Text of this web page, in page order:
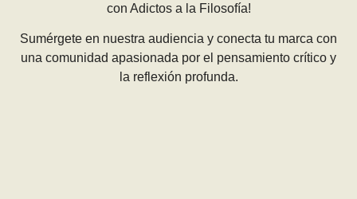
con Adictos a la Filosofía!
Sumérgete en nuestra audiencia y conecta tu marca con
una comunidad apasionada por el pensamiento crítico y
la reflexión profunda.